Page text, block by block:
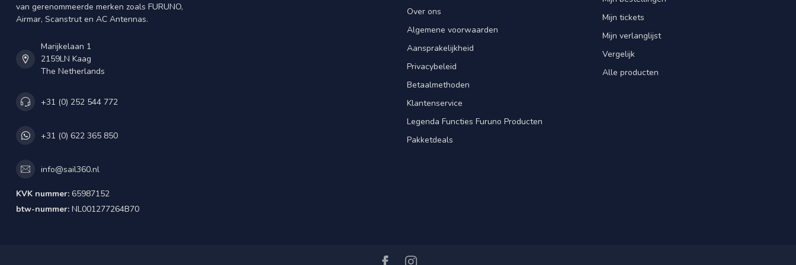
van gerenommeerde merken zoals FURUNO,
Airmar, Scanstrut en AC Antennas.
Marijkelaan 1
2159LN Kaag
The Netherlands
+31 (0) 252 544 772
+31 (0) 622 365 850
info@sail360.nl
KVK nummer: 65987152
btw-nummer: NL001277264B70
Over ons
Algemene voorwaarden
Aansprakelijkheid
Privacybeleid
Betaalmethoden
Klantenservice
Legenda Functies Furuno Producten
Pakketdeals
Mijn tickets
Mijn verlanglijst
Vergelijk
Alle producten